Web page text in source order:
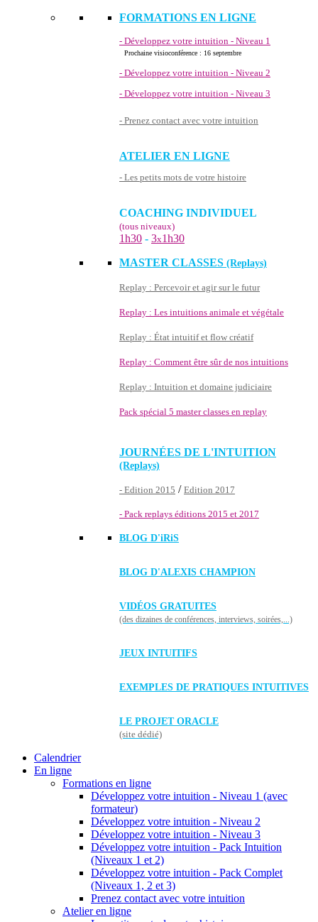
FORMATIONS EN LIGNE
- Développez votre intuition - Niveau 1
Prochaine visioconférence : 16 septembre
- Développez votre intuition - Niveau 2
- Développez votre intuition - Niveau 3
- Prenez contact avec votre intuition
ATELIER EN LIGNE
- Les petits mots de votre histoire
COACHING INDIVIDUEL
(tous niveaux)
1h30 - 3x1h30
MASTER CLASSES (Replays)
Replay : Percevoir et agir sur le futur
Replay : Les intuitions animale et végétale
Replay : État intuitif et flow créatif
Replay : Comment être sûr de nos intuitions
Replay : Intuition et domaine judiciaire
Pack spécial 5 master classes en replay
JOURNÉES DE L'INTUITION
(Replays)
- Edition 2015 / Edition 2017
- Pack replays éditions 2015 et 2017
BLOG D'iRiS
BLOG D'ALEXIS CHAMPION
VIDÉOS GRATUITES
(des dizaines de conférences, interviews, soirées,...)
JEUX INTUITIFS
EXEMPLES DE PRATIQUES INTUITIVES
LE PROJET ORACLE
(site dédié)
Calendrier
En ligne
Formations en ligne
Développez votre intuition - Niveau 1 (avec
formateur)
Développez votre intuition - Niveau 2
Développez votre intuition - Niveau 3
Développez votre intuition - Pack Intuition
(Niveaux 1 et 2)
Développez votre intuition - Pack Complet
(Niveaux 1, 2 et 3)
Prenez contact avec votre intuition
Atelier en ligne